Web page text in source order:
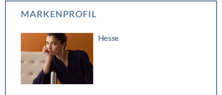
MARKENPROFIL
Hesse